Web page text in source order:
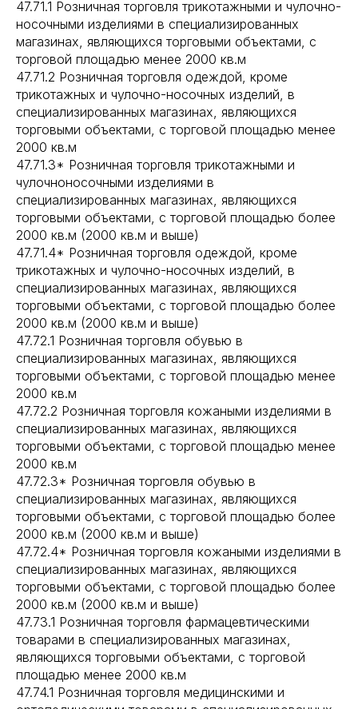
47.71.1 Розничная торговля трикотажными и чулочно-
носочными изделиями в специализированных
магазинах, являющихся торговыми объектами, с
торговой площадью менее 2000 кв.м
47.71.2 Розничная торговля одеждой, кроме
трикотажных и чулочно-носочных изделий, в
специализированных магазинах, являющихся
торговыми объектами, с торговой площадью менее
2000 кв.м
47.71.3* Розничная торговля трикотажными и
чулочноносочными изделиями в
специализированных магазинах, являющихся
торговыми объектами, с торговой площадью более
2000 кв.м (2000 кв.м и выше)
47.71.4* Розничная торговля одеждой, кроме
трикотажных и чулочно-носочных изделий, в
специализированных магазинах, являющихся
торговыми объектами, с торговой площадью более
2000 кв.м (2000 кв.м и выше)
47.72.1 Розничная торговля обувью в
специализированных магазинах, являющихся
торговыми объектами, с торговой площадью менее
2000 кв.м
47.72.2 Розничная торговля кожаными изделиями в
специализированных магазинах, являющихся
торговыми объектами, с торговой площадью менее
2000 кв.м
47.72.3* Розничная торговля обувью в
специализированных магазинах, являющихся
торговыми объектами, с торговой площадью более
2000 кв.м (2000 кв.м и выше)
47.72.4* Розничная торговля кожаными изделиями в
специализированных магазинах, являющихся
торговыми объектами, с торговой площадью более
2000 кв.м (2000 кв.м и выше)
47.73.1 Розничная торговля фармацевтическими
товарами в специализированных магазинах,
являющихся торговыми объектами, с торговой
площадью менее 2000 кв.м
47.74.1 Розничная торговля медицинскими и